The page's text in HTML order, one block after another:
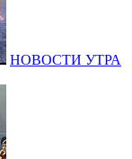
НОВОСТИ УТРА